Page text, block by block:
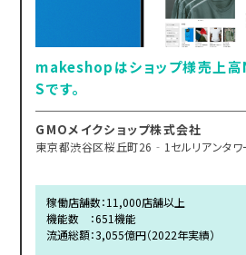
makeshopはショップ様売上
Sです。
GMOメイクショップ株式会社
東京都渋谷区桜丘町26‐1セルリアンタワ
稼働店舗数：11,000店舗以上
機能数 ：651機能
流通総額：3,055億円（2022年実績）